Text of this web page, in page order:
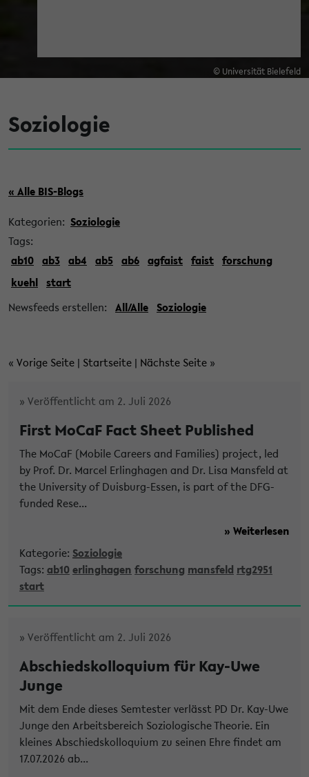
© Universität Bielefeld
Soziologie
« Alle BIS-Blogs
Kategorien: Soziologie
Tags:
ab10 ab3 ab4 ab5 ab6 agfaist faist forschung
kuehl start
Newsfeeds erstellen: All/Alle Soziologie
« Vorige Seite | Startseite | Nächste Seite »
» Veröffentlicht am 2. Juli 2026
First MoCaF Fact Sheet Published
The MoCaF (Mobile Careers and Families) project, led
by Prof. Dr. Marcel Erlinghagen and Dr. Lisa Mansfeld at
the University of Duisburg-Essen, is part of the DFG-
funded Rese...
» Weiterlesen
Kategorie: Soziologie
Tags: ab10erlinghagen forschung mansfeld rtg2951
start
» Veröffentlicht am 2. Juli 2026
Abschiedskolloquium für Kay-Uwe
Junge
Mit dem Ende dieses Semtester verlässt PD Dr. Kay-Uwe
Junge den Arbeitsbereich Soziologische Theorie. Ein
kleines Abschiedskolloquium zu seinen Ehre findet am
17.07.2026 ab...